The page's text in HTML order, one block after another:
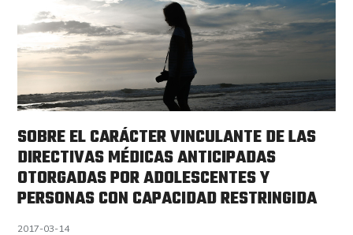
SOBRE EL CARÁCTER VINCULANTE DE LAS
DIRECTIVAS MÉDICAS ANTICIPADAS
OTORGADAS POR ADOLESCENTES Y
PERSONAS CON CAPACIDAD RESTRINGIDA
2017-03-14